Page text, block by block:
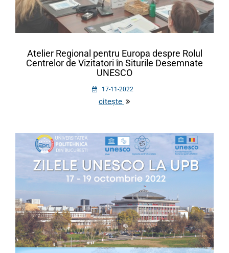
Atelier Regional pentru Europa despre Rolul
Centrelor de Vizitatori în Siturile Desemnate
UNESCO
17-11-2022
citește